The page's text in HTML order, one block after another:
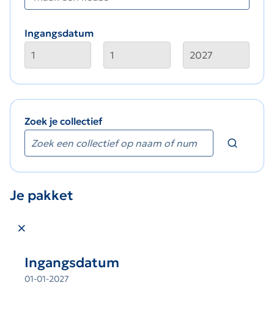
Ingangsdatum
Zoek je collectief
Je pakket
Ingangsdatum
01-01-2027